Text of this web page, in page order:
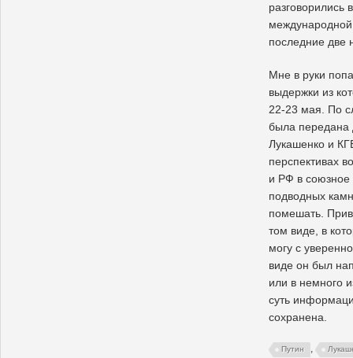
разговорились
последние две
Мне в руки
выдержки из
22-23 мая. По
была
Лукашенко и
перспективах
и РФ в союзное
подводных
помешать.
том виде, в
могу с
виде он был
или в немного
суть
сохранена.
Путин ,